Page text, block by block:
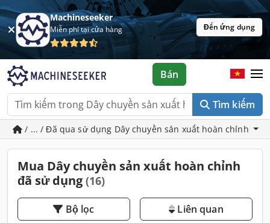
Machineseeker
Miễn phí tại cửa hàng Đến ứng dụng
Tìm kiếm
Bán
/ ... / Đã qua sử dụng Dây chuyền sản xuất hoàn chỉnh
Mua Dây chuyền sản xuất hoàn chỉnh
đã sử dụng (16)
Bộ lọc Liên quan